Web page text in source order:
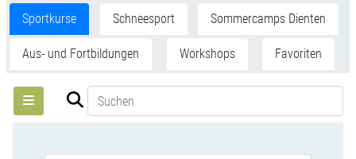
Sportkurse
Schneesport Sommercamps Dienten
Aus- und Fortbildungen Workshops Favoriten